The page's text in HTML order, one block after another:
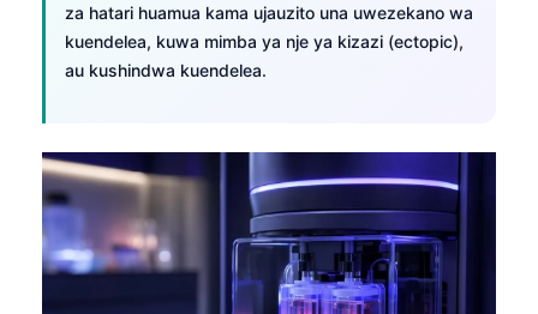
za hatari huamua kama ujauzito una uwezekano wa
kuendelea, kuwa mimba ya nje ya kizazi (ectopic),
au kushindwa kuendelea.
Bahasa Indonesia
Հայերեն
Íslenska
Bosanski
Azərbaycan dili